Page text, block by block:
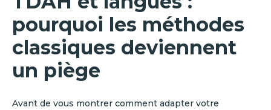
pourquoi les méthodes
classiques deviennent
un piège
Avant de vous montrer comment adapter votre